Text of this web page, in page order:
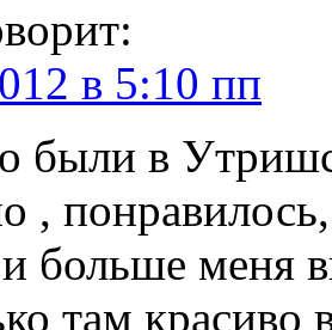
в 5:10 пп
были в
,
больше меня
там